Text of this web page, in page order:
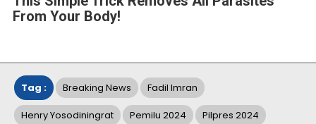
From Your Body!
Tag : Breaking News Fadil Imran
Henry Yosodiningrat Pemilu 2024 Pilpres 2024